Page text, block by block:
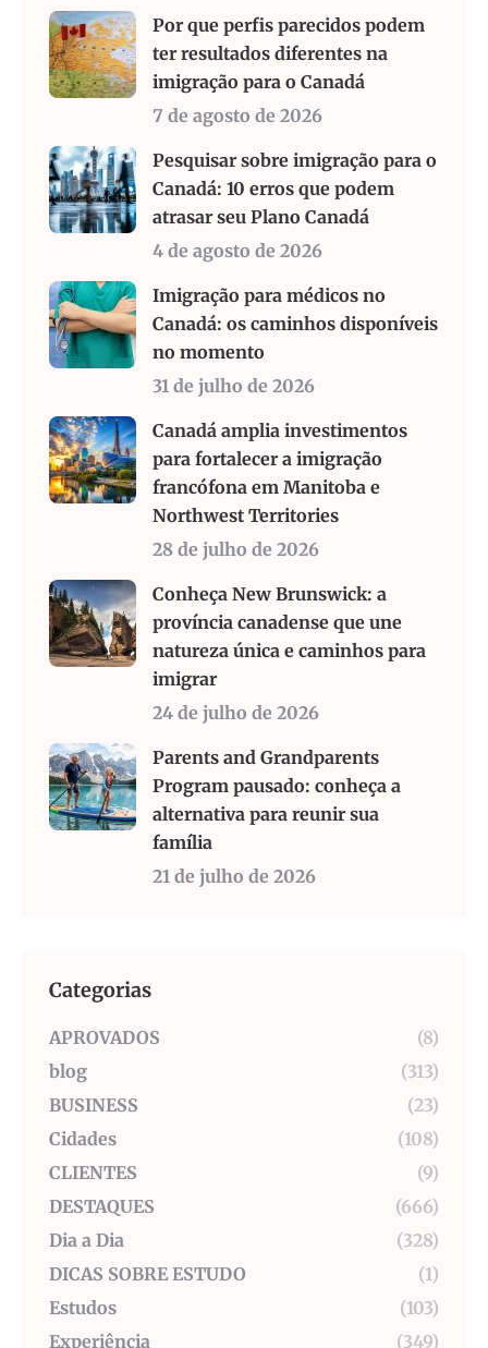
Por que perfis parecidos podem
ter resultados diferentes na
imigração para o Canadá
7 de agosto de 2026
Pesquisar sobre imigração para o
Canadá: 10 erros que podem
atrasar seu Plano Canadá
4 de agosto de 2026
Imigração para médicos no
Canadá: os caminhos disponíveis
no momento
31 de julho de 2026
Canadá amplia investimentos
para fortalecer a imigração
francófona em Manitoba e
Northwest Territories
28 de julho de 2026
Conheça New Brunswick: a
província canadense que une
natureza única e caminhos para
imigrar
24 de julho de 2026
Parents and Grandparents
Program pausado: conheça a
alternativa para reunir sua
família
21 de julho de 2026
Categorias
APROVADOS
(8)
blog
(313)
BUSINESS
(23)
Cidades
(108)
CLIENTES
(9)
DESTAQUES
(666)
Dia a Dia
(328)
DICAS SOBRE ESTUDO
(1)
Estudos
(103)
Experiência
(349)